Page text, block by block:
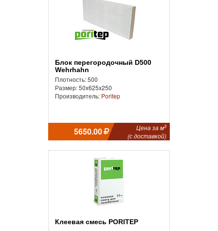
Блок перегородочный D500
Wehrhahn
Плотность: 500
Размер: 50x625x250
Производитель: Poritep
5650.00 Цена за м3
(с доставкой)
Клеевая смесь PORITEP